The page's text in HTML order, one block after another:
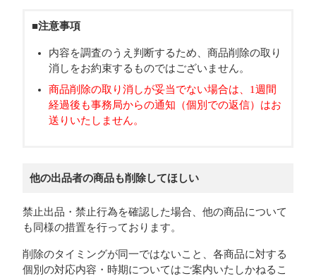
■注意事項
内容を調査のうえ判断するため、商品削除の取り
消しをお約束するものではございません。
商品削除の取り消しが妥当でない場合は、1週間
経過後も事務局からの通知（個別での返信）はお
送りいたしません。
他の出品者の商品も削除してほしい
禁止出品・禁止行為を確認した場合、他の商品について
も同様の措置を行っております。
削除のタイミングが同一ではないこと、各商品に対する
個別の対応内容・時期についてはご案内いたしかねるこ